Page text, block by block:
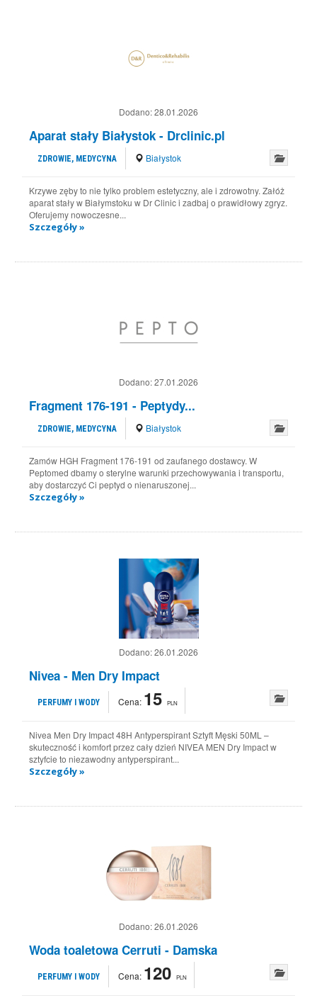
Dodano:28.01.2026
Aparat stały Białystok - Drclinic.pl
ZDROWIE, MEDYCYNA Białystok
Krzywe zęby to nie tylko problem estetyczny, ale i zdrowotny. Załóż
aparat stały w Białymstoku w Dr Clinic i zadbaj o prawidłowy zgryz.
Oferujemy nowoczesne...
Szczegóły »
Dodano:27.01.2026
Fragment 176-191 - Peptydy...
ZDROWIE, MEDYCYNA Białystok
Zamów HGH Fragment 176-191 od zaufanego dostawcy. W
Peptomed dbamy o sterylne warunki przechowywania i transportu,
aby dostarczyć Ci peptyd o nienaruszonej...
Szczegóły »
Dodano:26.01.2026
Nivea - Men Dry Impact
PERFUMY I WODY Cena: 15 PLN
Nivea Men Dry Impact 48H Antyperspirant Sztyft Męski 50ML –
skuteczność i komfort przez cały dzień NIVEA MEN Dry Impact w
sztyfcie to niezawodny antyperspirant...
Szczegóły »
Dodano:26.01.2026
Woda toaletowa Cerruti - Damska
PERFUMY I WODY Cena: 120 PLN